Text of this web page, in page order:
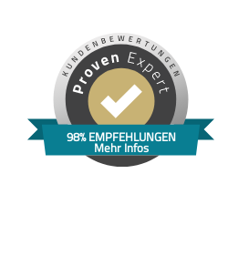
98% EMPFEHLUNGEN
Mehr Infos